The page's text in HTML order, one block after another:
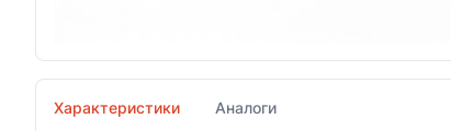
Характеристики Аналоги